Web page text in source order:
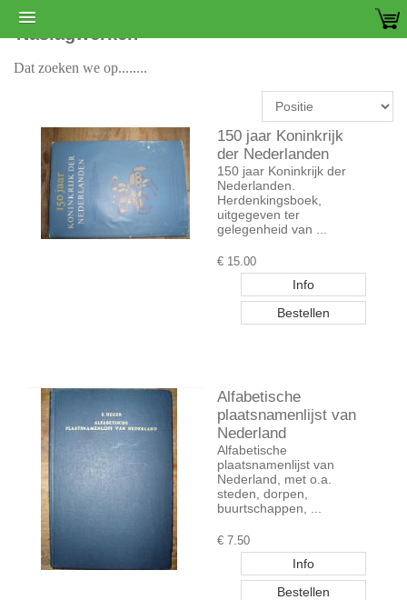
Naslagwerken
Dat zoeken we op........
150 jaar Koninkrijk
der Nederlanden
150 jaar Koninkrijk der
Nederlanden.
Herdenkingsboek,
uitgegeven ter
gelegenheid van ...
€ 15.00
Alfabetische
plaatsnamenlijst van
Nederland
Alfabetische
plaatsnamenlijst van
Nederland, met o.a.
steden, dorpen,
buurtschappen, ...
€ 7.50